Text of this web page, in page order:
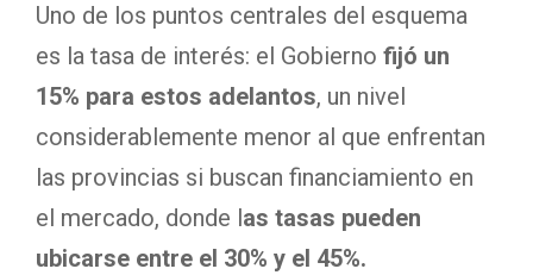
Uno de los puntos centrales del esquema
es la tasa de interés: el Gobierno fijó un
15% para estos adelantos, un nivel
considerablemente menor al que enfrentan
las provincias si buscan financiamiento en
el mercado, donde las tasas pueden
ubicarse entre el 30% y el 45%.